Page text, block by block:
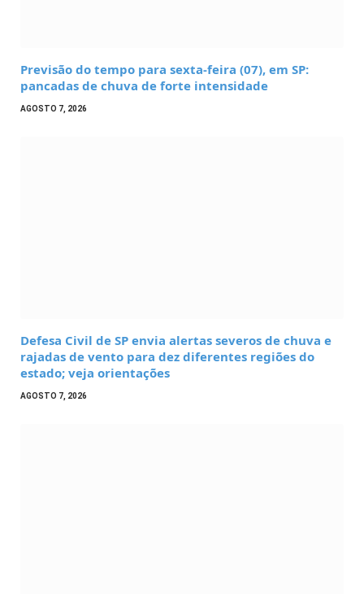
Previsão do tempo para sexta-feira (07), em SP:
pancadas de chuva de forte intensidade
AGOSTO 7, 2026
Defesa Civil de SP envia alertas severos de chuva e
rajadas de vento para dez diferentes regiões do
estado; veja orientações
AGOSTO 7, 2026